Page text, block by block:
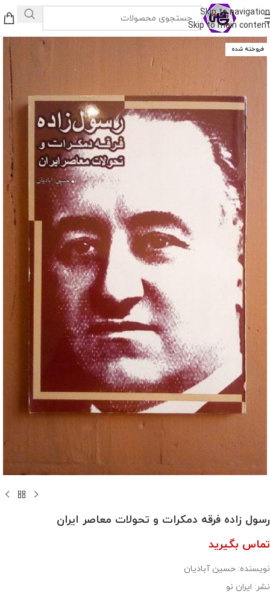
Skip to navigation
Skip to main content
فروخته شده
رسول زاده فرقه دمکرات و تحولات معاصر ایران
تماس بگیرید
نویسنده: حسین آبادیان
نشر: ایران‌ نو